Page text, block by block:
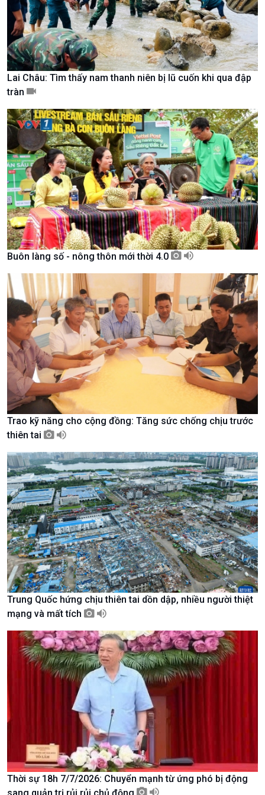
Xã hội
Tin Đời sống & Xã hội
360 độ Sức khỏe
Chuyển đổi Xanh
Tài nguyên và Môi trường
Chuyên gia của bạn
Xã hội chuyển động
Bước chân đến trường
Khoa học & Công nghệ
Tin Khoa học & Công nghệ
Kết nối công nghệ
Sống chung với biến đổi
khí hậu
Văn hoá & Du lịch
Tin Văn hoá & Du lịch
Chát với người nổi tiếng
Câu chuyện Thể thao
Multimedia
Ảnh
Video
Infographic
E-Magazine
Podcast
Góc nhìn VOV1
Lai Châu: Tìm thấy nam thanh niên bị lũ cuốn khi qua đập
tràn
Buôn làng số - nông thôn mới thời 4.0
Trao kỹ năng cho cộng đồng: Tăng sức chống chịu trước
thiên tai
Trung Quốc hứng chịu thiên tai dồn dập, nhiều người thiệt
mạng và mất tích
Thời sự 18h 7/7/2026: Chuyển mạnh từ ứng phó bị động
sang quản trị rủi rủi chủ động